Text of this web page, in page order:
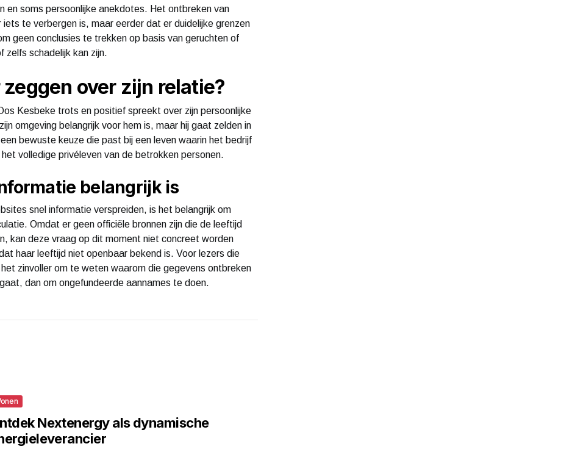
en soms persoonlijke anekdotes. Het ontbreken van
te verbergen is, maar eerder dat er duidelijke grenzen
geen conclusies te trekken op basis van geruchten of
schadelijk kan zijn.
over zijn relatie?
Kesbeke trots en positief spreekt over zijn persoonlijke
omgeving belangrijk voor hem is, maar hij gaat zelden in
bewuste keuze die past bij een leven waarin het bedrijf
volledige privéleven van de betrokken personen.
belangrijk is
snel informatie verspreiden, is het belangrijk om
Omdat er geen officiële bronnen zijn die de leeftijd
kan deze vraag op dit moment niet concreet worden
haar leeftijd niet openbaar bekend is. Voor lezers die
zinvoller om te weten waarom die gegevens ontbreken
dan om ongefundeerde aannames te doen.
Nextenergy als dynamische